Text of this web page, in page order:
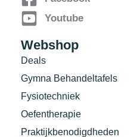
Youtube
Webshop
Deals
Gymna Behandeltafels
Fysiotechniek
Oefentherapie
Praktijkbenodigdheden